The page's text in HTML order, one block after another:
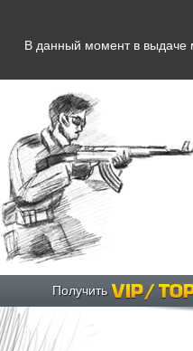
В данный момент в выдаче
Получить